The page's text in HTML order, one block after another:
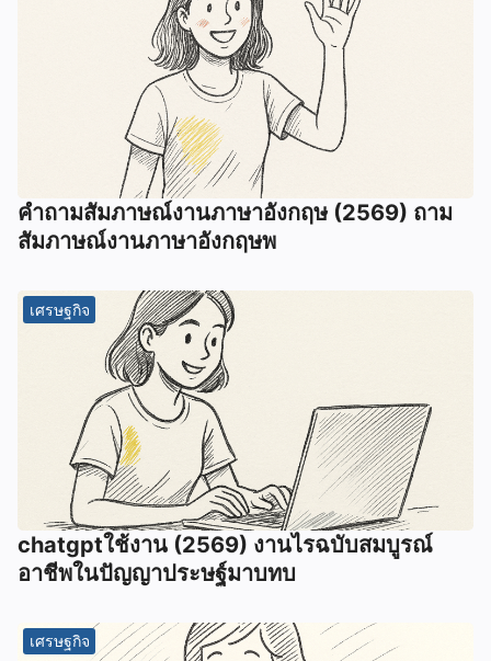
คําถามสัมภาษณ์งานภาษาอังกฤษ (2569) ถาม
สัมภาษณ์งานภาษาอังกฤษพ
เศรษฐกิจ
chatgptใช้งาน (2569) งานไรฉบับสมบูรณ์
อาชีพในปัญญาประษฐ์มาบทบ
เศรษฐกิจ